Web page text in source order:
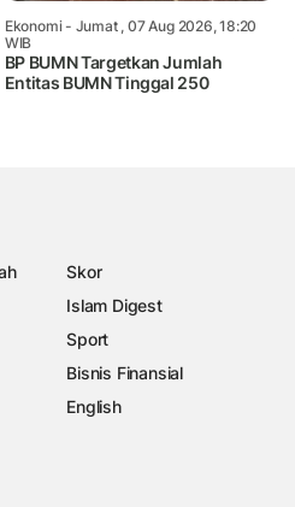
Ekonomi- Jumat , 07 Aug 2026, 18:20
WIB
BP BUMN Targetkan Jumlah
Entitas BUMN Tinggal 250
Skor
Islam Digest
Sport
Bisnis Finansial
English